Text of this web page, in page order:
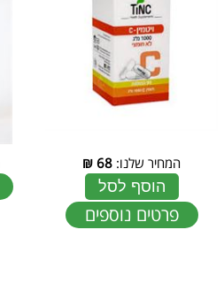
המחיר שלנו: 68
₪
הוסף לסל
פרטים נוספים